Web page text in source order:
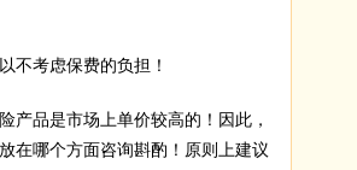
考虑保费的负担！
品是市场上单价较高的！因此，
在哪个方面咨询斟酌！原则上建议